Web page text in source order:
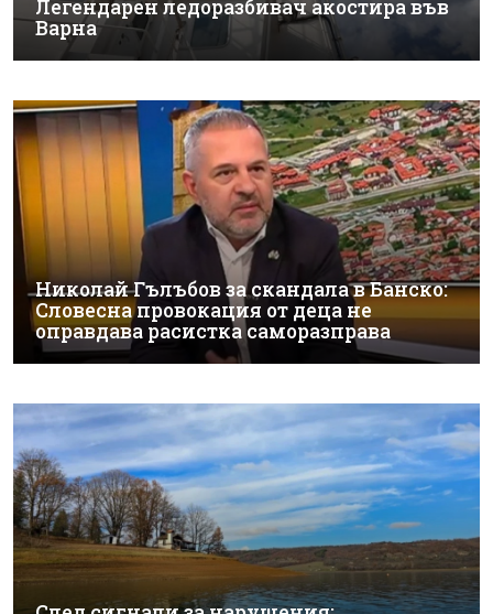
Легендарен ледоразбивач акостира във
Варна
Николай Гълъбов за скандала в Банско:
Словесна провокация от деца не
оправдава расистка саморазправа